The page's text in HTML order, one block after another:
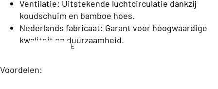
o
ll
e
c
d
e
nE
Ventilatie: Uitstekende luchtcirculatie dankzij
koudschuim en bamboe hoes.
Nederlands fabricaat: Garant voor hoogwaardige
kwaliteit en duurzaamheid.
Voordelen: